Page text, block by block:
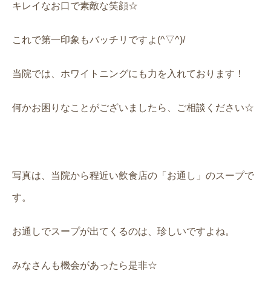
キレイなお口で素敵な笑顔☆
これで第一印象もバッチリですよ(^▽^)/
当院では、ホワイトニングにも力を入れております！
何かお困りなことがございましたら、ご相談ください☆
写真は、当院から程近い飲食店の「お通し」のスープで
す。
お通しでスープが出てくるのは、珍しいですよね。
みなさんも機会があったら是非☆